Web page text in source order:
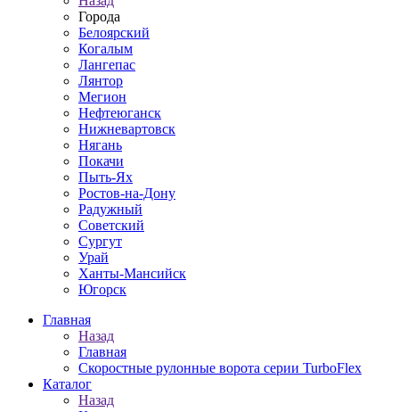
Города
Белоярский
Когалым
Лангепас
Лянтор
Мегион
Нефтеюганск
Нижневартовск
Нягань
Покачи
Пыть-Ях
Рoстов-на-Дону
Радужный
Советский
Сургут
Урай
Ханты-Мансийск
Югорск
Главная
Назад
Главная
Скоростные рулонные ворота серии TurboFlex
Каталог
Назад